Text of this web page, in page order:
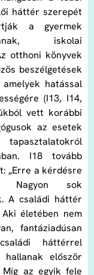
háttér szerepét
a gyermek
iskolai
otthoni könyvek
beszélgetések
hatással
(I13, I14,
vett korábbi
az esetek
I18 tovább
„Erre a kérdésre
Nagyon sok
A családi háttér
életében nem
fantáziadúsan
háttérrel
hallanak először
az egyik fele